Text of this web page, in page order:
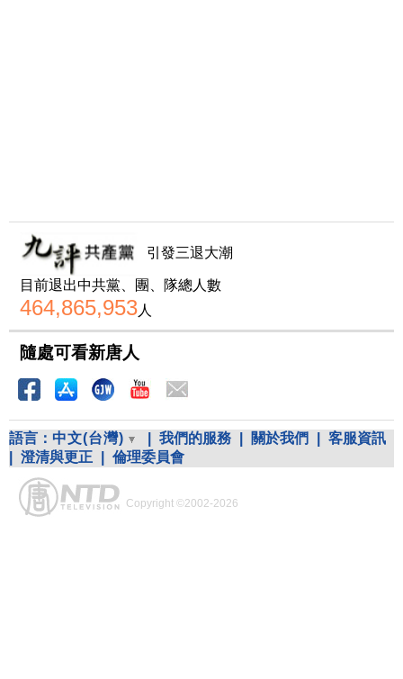
引發三退大潮
目前退出中共黨、團、隊總人數
464,865,953人
隨處可看新唐人
語言： 中文(台灣) 我們的服務 關於我們
客服資訊
澄清與更正 倫理委員會
Copyright ©2002-2026